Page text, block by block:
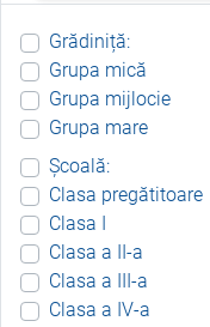
Grădiniță:
Grupa mică
Grupa mijlocie
Grupa mare
Școală:
Clasa pregătitoare
Clasa I
Clasa a II-a
Clasa a III-a
Clasa a IV-a